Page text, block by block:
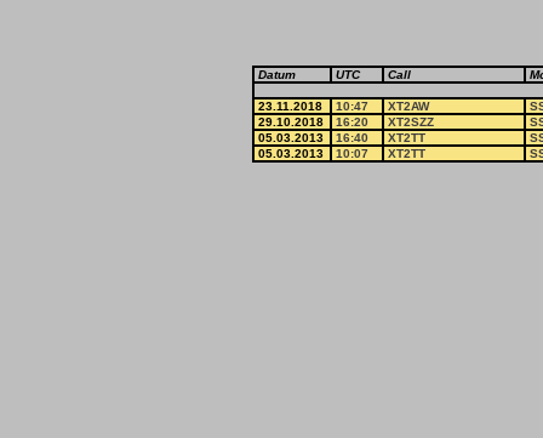
Datum UTC Call
23.11.2018 10:47 XT2AW
29.10.2018
16:20 XT2SZZ
05.03.2013
16:40 XT2TT
05.03.2013
10:07 XT2TT